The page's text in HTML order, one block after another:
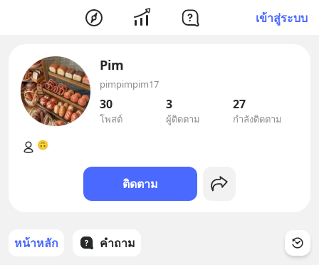
เข้าสู่ระบบ
Pim
pimpimpim17
30
โพสต์
3
ผู้ติดตาม
27
กำลังติดตาม
ติดตาม
หน้าหลัก คำถาม